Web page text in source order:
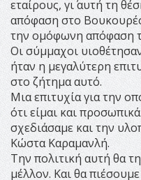
εταίρους, γι΄ αυτή τη
απόφαση στο
την ομόφωνη απόφαση
Οι σύμμαχοι
ήταν η μεγαλύτερη
στο ζήτημα αυτό.
Μια επιτυχία για την
ότι είμαι και
σχεδιάσαμε και την
Κώστα Καραμανλή.
Την πολιτική αυτή θα
μέλλον. Και θα